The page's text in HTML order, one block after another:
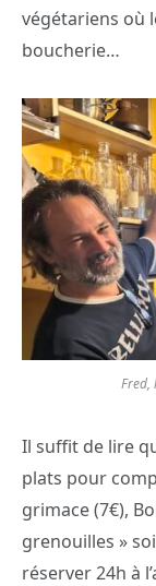
végétariens où
boucherie…
Fred,
Il suffit de lire
plats pour
grimace (7€),
grenouilles »
réserver 24h à